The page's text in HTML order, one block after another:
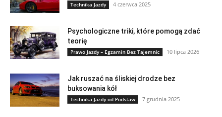
Technika Jazdy 4 czerwca 2025
Psychologiczne triki, które pomogą zdać
teorię
Prawo Jazdy – Egzamin Bez Tajemnic 10 lipca 2026
Jak ruszać na śliskiej drodze bez
buksowania kół
Technika Jazdy od Podstaw 7 grudnia 2025